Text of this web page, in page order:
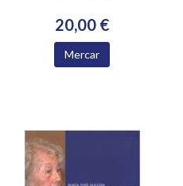
20,00 €
Mercar